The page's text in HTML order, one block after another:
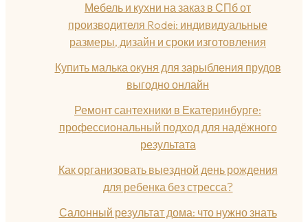
Мебель и кухни на заказ в СПб от
производителя Rodei: индивидуальные
размеры, дизайн и сроки изготовления
Купить малька окуня для зарыбления прудов
выгодно онлайн
Ремонт сантехники в Екатеринбурге:
профессиональный подход для надёжного
результата
Как организовать выездной день рождения
для ребенка без стресса?
Салонный результат дома: что нужно знать